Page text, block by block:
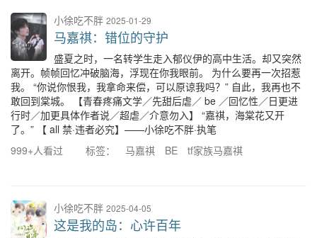
小徐吃不胖 2025-01-29
马嘉祺：错位的守护
盛夏之时，一名转学生走入郁仪伊的高中生活。却又突然
离开。帧帧回忆冲破脑海，浮现在你我眼前。 为什么要再一次招惹
我。 “你说你恨我，我拿命来偿，可以原谅我吗？” 自此，我再也不
敢回到棠城。 【青春疼痛文学／先甜后虐／ be ／回忆性／日更进
行时／加更具体作者说／超虐／介意勿入】 “嘉祺，海棠花又开
了。” 【 all 禁·违者必究】——小徐吃不胖·执笔
999+人看过
标签： 马嘉祺 BE tf家族马嘉祺
小徐吃不胖 2025-04-05
这是我的岛：心许百年